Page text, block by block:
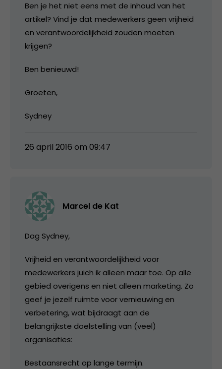
Ben je het niet eens met de inhoud van het
artikel? Vind je dat medewerkers geen vrijheid
en verantwoordelijkheid zouden moeten
krijgen?
Ben benieuwd!
Groeten,
Sydney
26 april 2016 om 09:47
Marcel de Kat
Dag Sydney,
Vrijheid en verantwoordelijkheid voor
medewerkers juich ik alleen maar toe. Op alle
gebied overigens en niet alleen marketing. Zo
geef je jezelf ruimte voor vernieuwing en
verbetering, wat bijdraagt aan de
belangrijkste doelstelling van (veel)
organisaties:
Bestaansrecht op lange termijn.